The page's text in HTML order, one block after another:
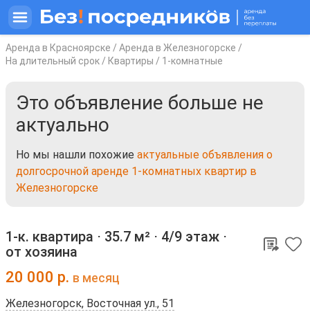
Аренда в Красноярске / Аренда в Железногорске /
На длительный срок / Квартиры / 1-комнатные
Это объявление больше не
актуально
Но мы нашли похожие актуальные объявления о
долгосрочной аренде 1-комнатных квартир в
Железногорске
1-к. квартира ⋅ 35.7 м² ⋅ 4/9 этаж ⋅
от хозяина
20 000 р. в месяц
Железногорск, Восточная ул., 51